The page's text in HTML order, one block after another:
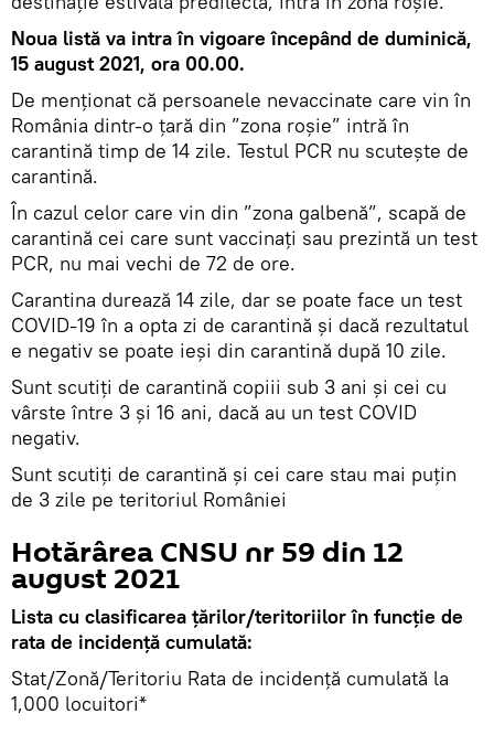
Noua listă va intra în vigoare începând de duminică,
15 august 2021, ora 00.00.
De menționat că persoanele nevaccinate care vin în
România dintr-o țară din ”zona roșie” intră în
carantină timp de 14 zile. Testul PCR nu scuteşte de
carantină.
În cazul celor care vin din ”zona galbenă”, scapă de
carantină cei care sunt vaccinați sau prezintă un test
PCR, nu mai vechi de 72 de ore.
Carantina durează 14 zile, dar se poate face un test
COVID-19 în a opta zi de carantină şi dacă rezultatul
e negativ se poate ieşi din carantină după 10 zile.
Sunt scutiți de carantină copiii sub 3 ani și cei cu
vârste între 3 și 16 ani, dacă au un test COVID
negativ.
Sunt scutiți de carantină și cei care stau mai puțin
de 3 zile pe teritoriul României
Hotărârea CNSU nr 59 din 12
august 2021
Lista cu clasificarea ţărilor/teritoriilor în funcţie de
rata de incidenţă cumulată:
Stat/Zonă/Teritoriu Rata de incidență cumulată la
1,000 locuitori*